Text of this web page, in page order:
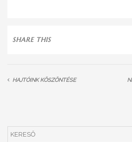
SHARE THIS
HAJTÓINK KÖSZÖNTÉSE